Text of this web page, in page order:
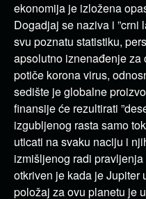
ekonomija je izložena
Dogadjaj se naziva i ”crni
svu poznatu statistiku,
apsolutno iznenađenje za
potiče korona virus,
sedište je globalne
finansije će rezultirati
izgubljenog rasta samo
uticati na svaku naciju i
izmišljenog radi
otkriven je kada je Jupiter
položaj za ovu planetu je